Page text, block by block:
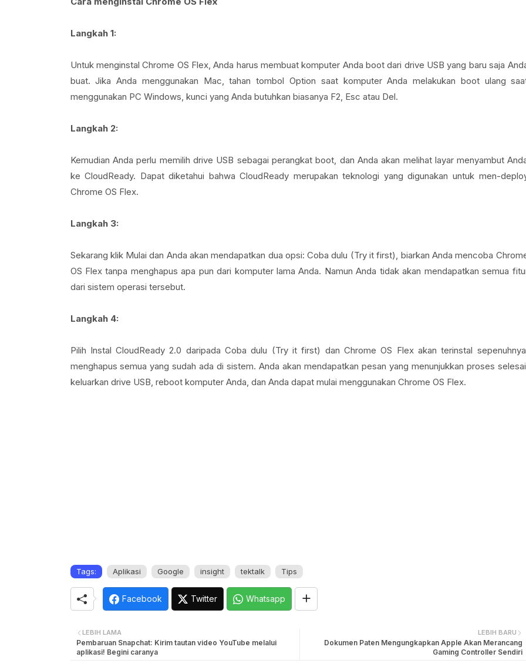
Langkah 1:
Untuk menginstal Chrome OS Flex, Anda harus membuat komputer Anda boot dari drive USB yang baru saja
buat. Jika Anda menggunakan Mac, tahan tombol Option saat komputer Anda melakukan boot ulang
menggunakan PC Windows, kunci yang Anda butuhkan biasanya F2, Esc atau Del.
Langkah 2:
Kemudian Anda perlu memilih drive USB sebagai perangkat boot, dan Anda akan melihat layar menyambut
ke CloudReady. Dapat diketahui bahwa CloudReady merupakan teknologi yang digunakan untuk men-
Chrome OS Flex.
Langkah 3:
Sekarang klik Mulai dan Anda akan mendapatkan dua opsi: Coba dulu (Try it first), biarkan Anda mencoba
OS Flex tanpa menghapus apa pun dari komputer lama Anda. Namun Anda tidak akan mendapatkan semua
dari sistem operasi tersebut.
Langkah 4:
Pilih Instal CloudReady 2.0 daripada Coba dulu (Try it first) dan Chrome OS Flex akan terinstal
menghapus semua yang sudah ada di sistem. Anda akan mendapatkan pesan yang menunjukkan proses
keluarkan drive USB, reboot komputer Anda, dan Anda dapat mulai menggunakan Chrome OS Flex.
Tags: Aplikasi Google insight tektalk Tips
Facebook Twitter Whatsapp
LEBIH BARU
Dokumen Paten Mengungkapkan Apple Akan Merancang
Gaming Controller Sendiri
LEBIH LAMA
Pembaruan Snapchat: Kirim tautan video YouTube melalui
aplikasi! Begini caranya